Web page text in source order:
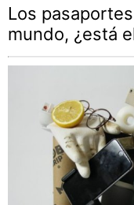
Los
mundo, ¿está